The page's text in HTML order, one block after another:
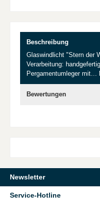
Beschreibung
Glaswindlicht "Stern der
Verarbeitung:
Pergamentumleger mit…
Bewertungen
Newsletter
Service-Hotline